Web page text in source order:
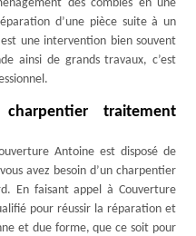
des combles en une
d’une pièce suite à un
une intervention bien souvent
ainsi de grands travaux, c’est
traitement
Antoine est disposé de
avez besoin d’un charpentier
En faisant appel à Couverture
pour réussir la réparation et
et due forme, que ce soit pour